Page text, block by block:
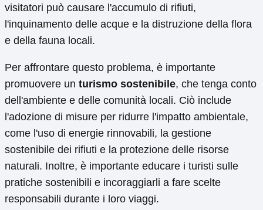
visitatori può causare l'accumulo di rifiuti,
l'inquinamento delle acque e la distruzione della flora
e della fauna locali.
Per affrontare questo problema, è importante
promuovere un turismo sostenibile, che tenga conto
dell'ambiente e delle comunità locali. Ciò include
l'adozione di misure per ridurre l'impatto ambientale,
come l'uso di energie rinnovabili, la gestione
sostenibile dei rifiuti e la protezione delle risorse
naturali. Inoltre, è importante educare i turisti sulle
pratiche sostenibili e incoraggiarli a fare scelte
responsabili durante i loro viaggi.